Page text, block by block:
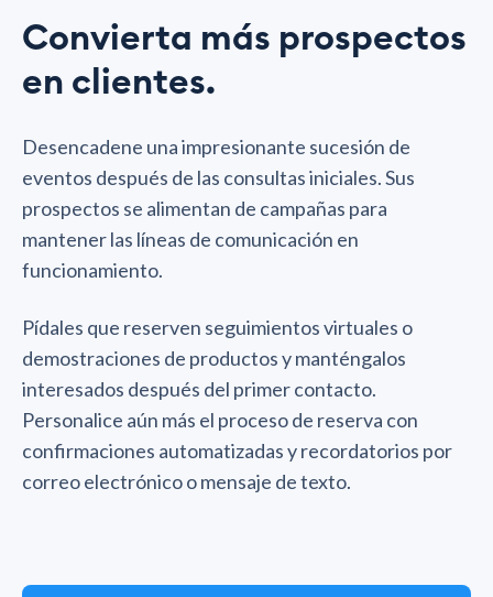
Convierta más prospectos
en clientes.
Desencadene una impresionante sucesión de
eventos después de las consultas iniciales. Sus
prospectos se alimentan de campañas para
mantener las líneas de comunicación en
funcionamiento.
Pídales que reserven seguimientos virtuales o
demostraciones de productos y manténgalos
interesados después del primer contacto.
Personalice aún más el proceso de reserva con
confirmaciones automatizadas y recordatorios por
correo electrónico o mensaje de texto.